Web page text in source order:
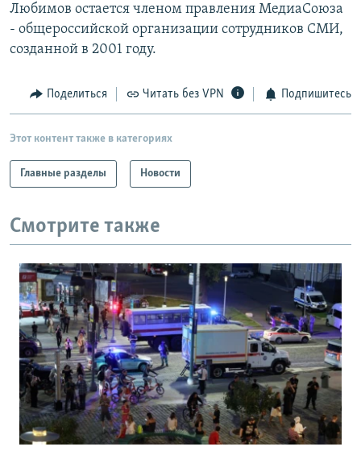
СОЦИАЛЬНЫЕ СЕТИ
Любимов остается членом правления МедиаСоюза
- общероссийской организации сотрудников СМИ,
созданной в 2001 году.
Поделиться Читать без VPN Подпишитесь
Этот контент также в категориях
Главные разделы Новости
Смотрите также